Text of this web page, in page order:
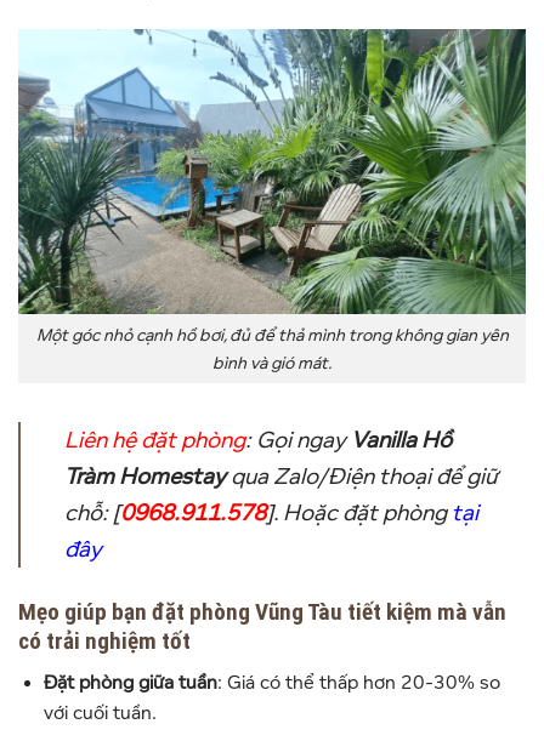
Một góc nhỏ cạnh hồ bơi, đủ để thả mình trong không gian yên
bình và gió mát.
Liên hệ đặt phòng: Gọi ngay Vanilla Hồ
Tràm Homestayqua Zalo/Điện thoại để giữ
chỗ: [0968.911.578]. Hoặc đặt phòng tại
đây
Mẹo giúp bạn đặt phòng Vũng Tàu tiết kiệm mà vẫn
có trải nghiệm tốt
Đặt phòng giữa tuần: Giá có thể thấp hơn 20-30% so
với cuối tuần.